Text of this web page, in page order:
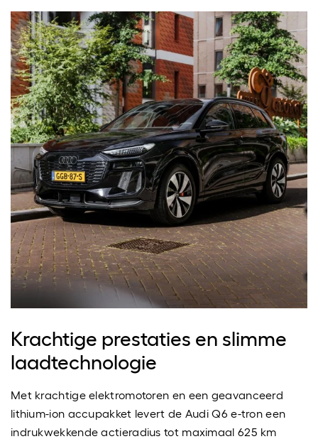
Krachtige prestaties en slimme
laadtechnologie
Met krachtige elektromotoren en een geavanceerd
lithium-ion accupakket levert de Audi Q6 e-tron een
indrukwekkende actieradius tot maximaal 625 km